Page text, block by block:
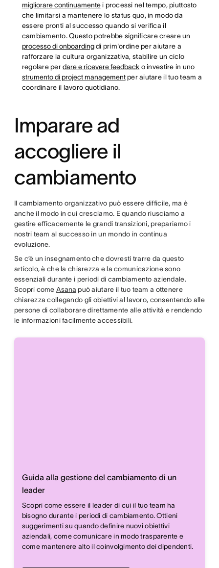
migliorare continuamentei processi nel tempo, piuttosto
che limitarsi a mantenere lo status quo, in modo da
essere pronti al successo quando si verifica il
cambiamento. Questo potrebbe significare creare un
processo di onboardingdi prim'ordine per aiutare a
rafforzare la cultura organizzativa, stabilire un ciclo
regolare perdare e ricevere feedback o investire in uno
strumento di project managementper aiutare il tuo team a
coordinare il lavoro quotidiano.
Imparare ad
accogliere il
cambiamento
Il cambiamento organizzativo può essere difficile, ma è
anche il modo in cui cresciamo. E quando riusciamo a
gestire efficacemente le grandi transizioni, prepariamo i
nostri team al successo in un mondo in continua
evoluzione.
Se c’è un insegnamento che dovresti trarre da questo
articolo, è che la chiarezza e la comunicazione sono
essenziali durante i periodi di cambiamento aziendale.
Scopri comeAsana può aiutare il tuo team a ottenere
chiarezza collegando gli obiettivi al lavoro, consentendo alle
persone di collaborare direttamente alle attività e rendendo
le informazioni facilmente accessibili.
Guida alla gestione del cambiamento di un
leader
Scopri come essere il leader di cui il tuo team ha
bisogno durante i periodi di cambiamento. Ottieni
suggerimenti su quando definire nuovi obiettivi
aziendali, come comunicare in modo trasparente e
come mantenere alto il coinvolgimento dei dipendenti.